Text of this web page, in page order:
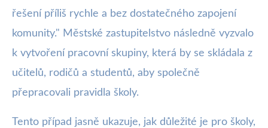
řešení příliš rychle a bez dostatečného zapojení
komunity." Městské zastupitelstvo následně vyzvalo
k vytvoření pracovní skupiny, která by se skládala z
učitelů, rodičů a studentů, aby společně
přepracovali pravidla školy.
Tento případ jasně ukazuje, jak důležité je pro školy,